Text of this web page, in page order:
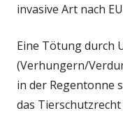
invasive Art nach
Eine Tötung durch
(Verhungern/
in der Regentonne
das